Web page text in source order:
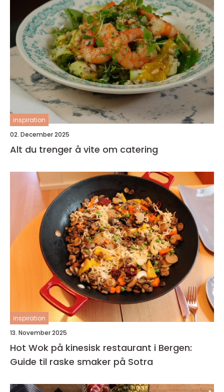
inspiration
02. December 2025
Alt du trenger å vite om catering
inspiration
13. November 2025
Hot Wok på kinesisk restaurant i Bergen:
Guide til raske smaker på Sotra